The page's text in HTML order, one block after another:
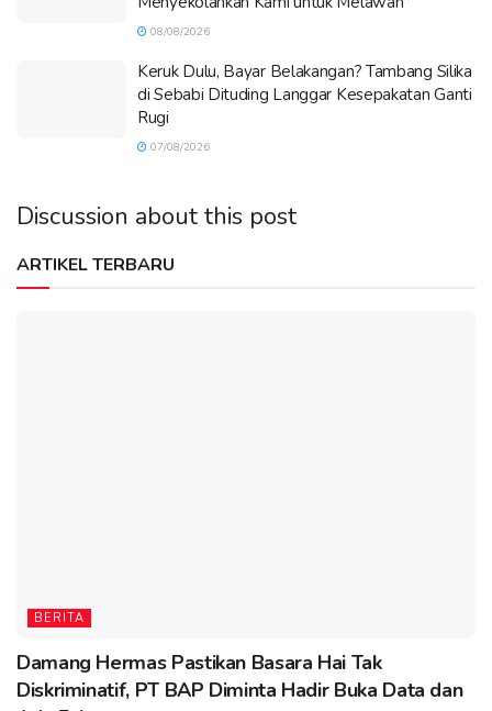
08/08/2026
Keruk Dulu, Bayar Belakangan? Tambang Silika
di Sebabi Dituding Langgar Kesepakatan Ganti
Rugi
07/08/2026
Discussion about this post
ARTIKEL TERBARU
BERITA
Damang Hermas Pastikan Basara Hai Tak
Diskriminatif, PT BAP Diminta Hadir Buka Data dan